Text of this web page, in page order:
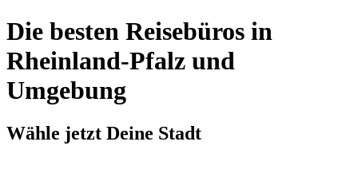
Die besten Reisebüros in
Rheinland-Pfalz und
Umgebung
Wähle jetzt Deine Stadt